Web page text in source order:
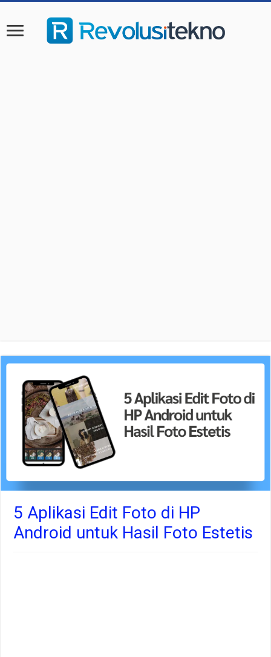
5 Aplikasi Edit Foto di HP
Android untuk Hasil Foto Estetis